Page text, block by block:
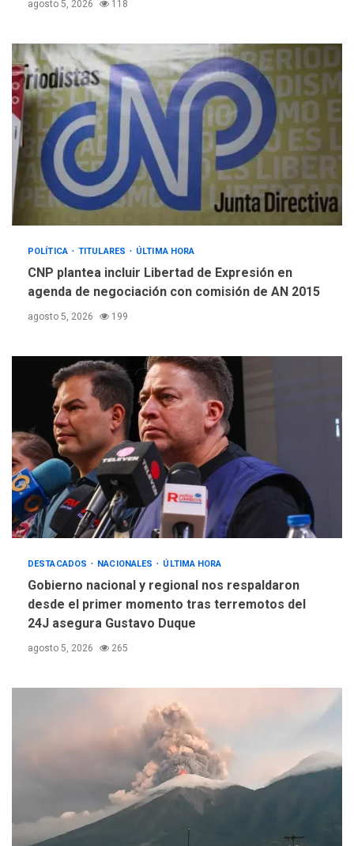
5
agosto 5, 2026 118
POLÍTICA TITULARES ÚLTIMA HORA
CNP plantea incluir Libertad de Expresión en
agenda de negociación con comisión de AN 2015
agosto 5, 2026 199
DESTACADOS NACIONALES ÚLTIMA HORA
Gobierno nacional y regional nos respaldaron
desde el primer momento tras terremotos del
24J asegura Gustavo Duque
agosto 5, 2026 265